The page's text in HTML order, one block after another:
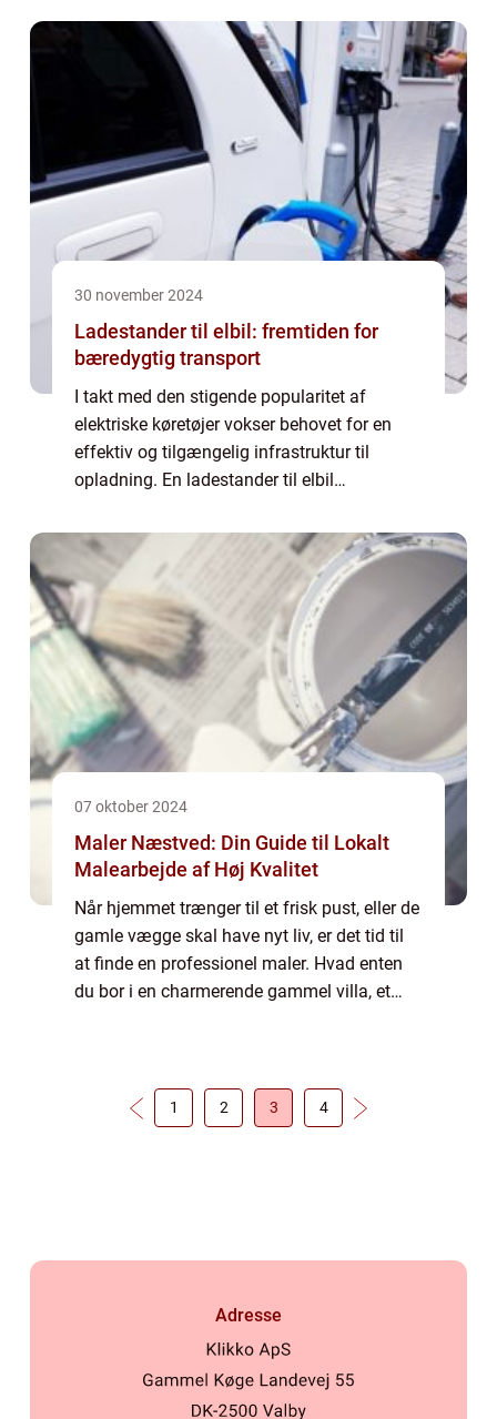
30 november 2024
Ladestander til elbil: fremtiden for
bæredygtig transport
I takt med den stigende popularitet af
elektriske køretøjer vokser behovet for en
effektiv og tilgængelig infrastruktur til
opladning. En ladestander til elbil
udvikling og s...
07 oktober 2024
Maler Næstved: Din Guide til Lokalt
Malearbejde af Høj Kvalitet
Når hjemmet trænger til et frisk pust, eller de
gamle vægge skal have nyt liv, er det tid til
at finde en professionel maler. Hvad enten
du bor i en charmerende gammel villa, et
1 2 3 4
Adresse